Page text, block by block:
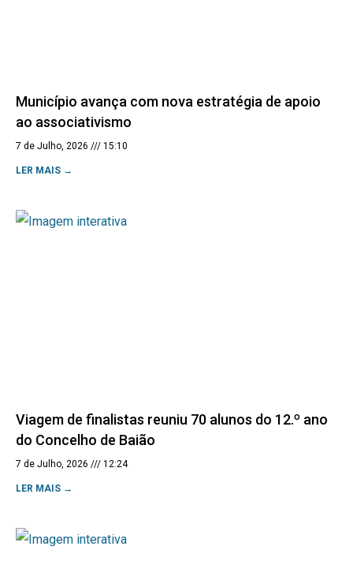
Município avança com nova estratégia de apoio
ao associativismo
7 de Julho, 2026 15:10
LER MAIS →
Viagem de finalistas reuniu 70 alunos do 12.º ano
do Concelho de Baião
7 de Julho, 2026 12:24
LER MAIS →